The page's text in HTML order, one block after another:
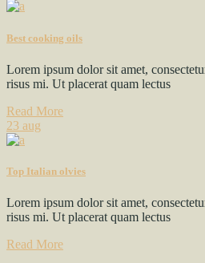
Best cooking oils
Lorem ipsum dolor sit amet,
risus mi. Ut placerat quam lectus
Read More
23 aug
Top Italian olvies
Lorem ipsum dolor sit amet,
risus mi. Ut placerat quam lectus
Read More